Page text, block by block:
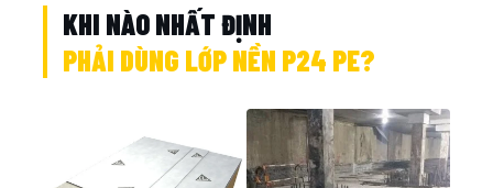
KHI NÀO NHẤT ĐỊNH
PHẢI DÙNG LỚP NỀN P24 PE?